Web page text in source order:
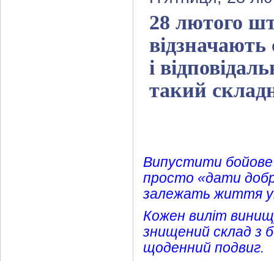
28 лютого
і
такий
Випустити бойове
просто «дати
залежать життя
Кожен виліт
знищений склад з
щоденний подвиг.